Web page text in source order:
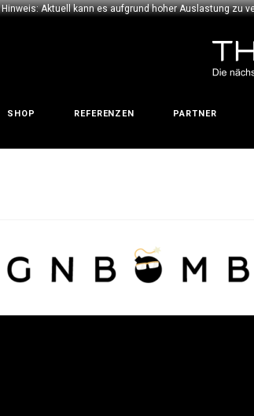
Hinweis: Aktuell kann es aufgrund hoher Auslastung zu
SHOP REFERENZEN PARTNER